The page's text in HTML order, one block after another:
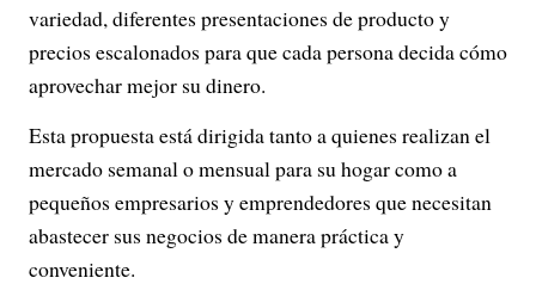
variedad, diferentes presentaciones de producto y
precios escalonados para que cada persona decida cómo
aprovechar mejor su dinero.
Esta propuesta está dirigida tanto a quienes realizan el
mercado semanal o mensual para su hogar como a
pequeños empresarios y emprendedores que necesitan
abastecer sus negocios de manera práctica y
conveniente.